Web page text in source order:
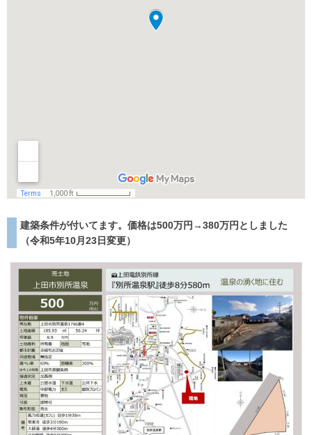
建築条件が付いてます。価格は500万円→380万円としました
（令和5年10月23日変更）